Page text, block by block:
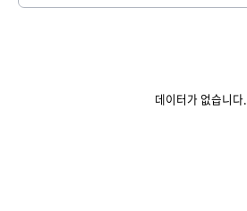
데이터가 없습니다.